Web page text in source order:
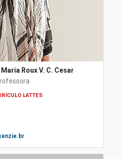
Roux V. C. Cesar
LATTES